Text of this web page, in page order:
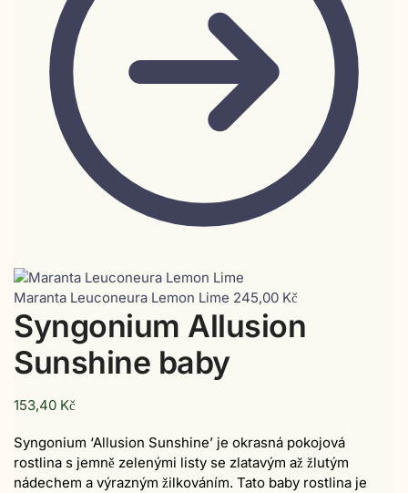
Maranta Leuconeura Lemon Lime 245,00 Kč
Syngonium Allusion
Sunshine baby
153,40 Kč
Syngonium ‘Allusion Sunshine’ je okrasná pokojová
rostlina s jemně zelenými listy se zlatavým až žlutým
nádechem a výrazným žilkováním. Tato baby rostlina je